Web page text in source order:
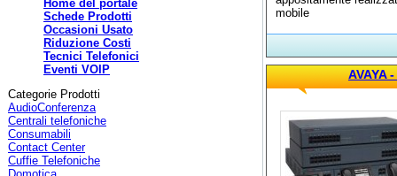
Home del portale
Schede Prodotti
Occasioni Usato
Riduzione Costi
Tecnici Telefonici
Eventi VOIP
Categorie Prodotti
AudioConferenza
Centrali telefoniche
Consumabili
Contact Center
Cuffie Telefoniche
mobile
AVAYA